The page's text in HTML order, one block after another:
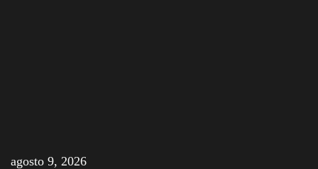
agosto 9, 2026